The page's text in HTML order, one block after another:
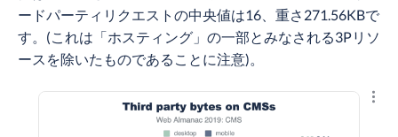
ードパーティリクエストの中央値は16、重さ271.56KBで
す。(これは「ホスティング」の一部とみなされる3Pリソ
ースを除いたものであることに注意)。
結